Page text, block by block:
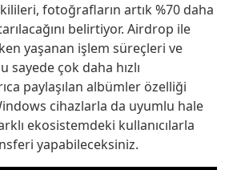
fotoğrafların artık %70 daha
belirtiyor. Airdrop ile
yaşanan işlem süreçleri ve
çok daha hızlı
paylaşılan albümler özelliği
cihazlarla da uyumlu hale
ekosistemdeki kullanıcılarla
yapabileceksiniz.